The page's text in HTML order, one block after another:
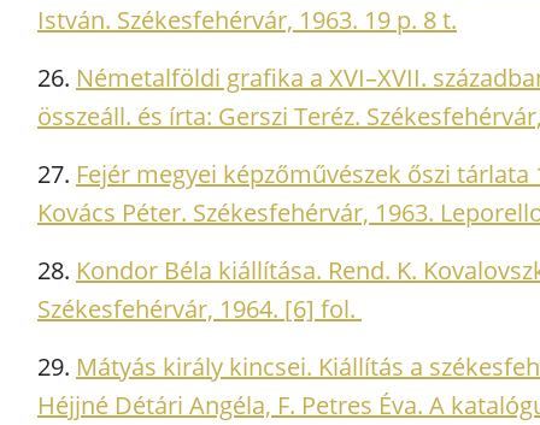
István. Székesfehérvár, 1963. 19 p. 8 t.
26. Németalföldi grafika a XVI–XVII.
összeáll. és írta: Gerszi Teréz.
27. Fejér megyei képzőművészek őszi
Kovács Péter. Székesfehérvár, 1963.
28. Kondor Béla kiállítása. Rend. K.
Székesfehérvár, 1964. [6] fol.
29. Mátyás király kincsei. Kiállítás a
Héjjné Détári Angéla, F. Petres Éva. A